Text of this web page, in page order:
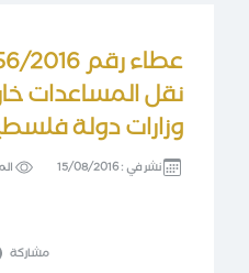
نقل المساعدات
وزارات دولة
نشر في :15/08/2016
مشاركة